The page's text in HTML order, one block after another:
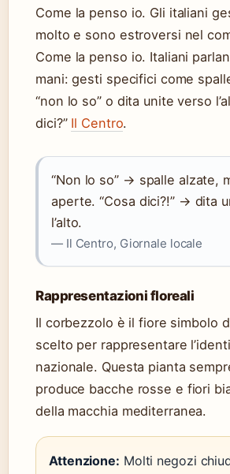
Come la penso io. Gli italiani
molto e sono estroversi nel
Come la penso io. Italiani
mani: gesti specifici come
“non lo so” o dita unite verso
dici?” Il Centro.
“Non lo so” → spalle alzate,
aperte. “Cosa dici?!” → dita
l’alto.
— Il Centro, Giornale locale
Rappresentazioni floreali
Il corbezzolo è il fiore simbolo
scelto per rappresentare
nazionale. Questa pianta
produce bacche rosse e fiori
della macchia mediterranea.
Attenzione: Molti negozi